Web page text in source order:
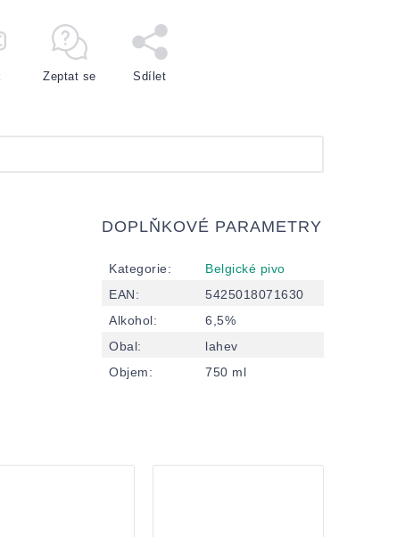
Zeptat se Sdílet
DOPLŇKOVÉ PARAMETRY
Kategorie:
Belgické pivo
EAN:
5425018071630
Alkohol:
6,5%
Obal:
lahev
Objem: 750 ml